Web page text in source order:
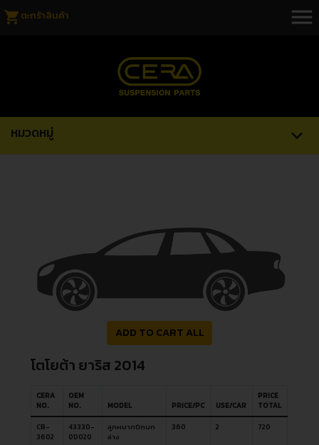
shopping_cart ตะกร้าสินค้า menu
หมวดหมู่ expand_more
ADD TO CART ALL
โตโยต้า ยาริส 2014
CERA
NO.
OEM
NO.
MODEL PRICE/PC USE/CAR
PRICE
TOTAL
CB-
3602
43330-
0D020
ลูกหมากปีกนก
ล่าง
360 2 720